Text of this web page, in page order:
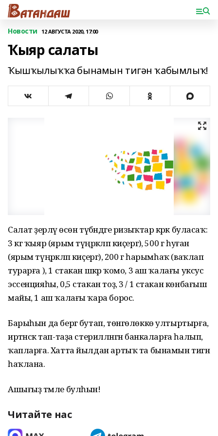
Новости 12 АВГУСТА 2020, 17:00
Ҡыяр салаты
Ҡышҡылыҡҡа бынамын тигән ҡабымлыҡ!
Салат әҙерләү өсөн түбәндәге ризыҡтар кәрәк буласаҡ:
3 кг ҡыяр (ярым түңәрәкләп киҫергә), 500 г һуған
(ярым түңәрәкләп киҫергә), 200 г һарымһаҡ (ваҡлап
турарға ), 1 стакан шәкәр ҡомо, 3 аш ҡалағы уксус
эссенцияһы, 0,5 стакан тоҙ, 3 / 1 стакан көнбағыш
майы, 1 аш ҡалағы ҡара борос.
Барыһын да бергә бутап, төнгөлөккө ултыртырға,
иртәнсәк тап-таҙа стерилләнгән банкаларға һалып,
ҡапларға. Хатта йылдан артыҡ та бынамын тигән
һаҡлана.
Ашығыҙ тәмле булһын!
Читайте нас